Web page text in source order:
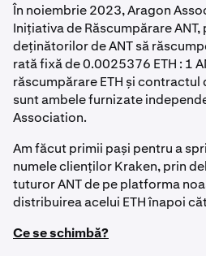
În noiembrie 2023, Aragon
Inițiativa de Răscumpărare
deținătorilor de ANT să
rată fixă de 0.0025376 ETH : 1
răscumpărare ETH și contractul
sunt ambele furnizate
Association.
Am făcut primii pași pentru a
numele clienților Kraken, prin
tuturor ANT de pe platforma
distribuirea acelui ETH înapoi
Ce se schimbă?